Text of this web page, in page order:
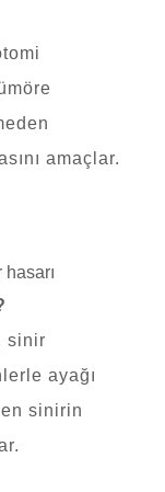
amaçlar.
sinir
ayağı
sinirin